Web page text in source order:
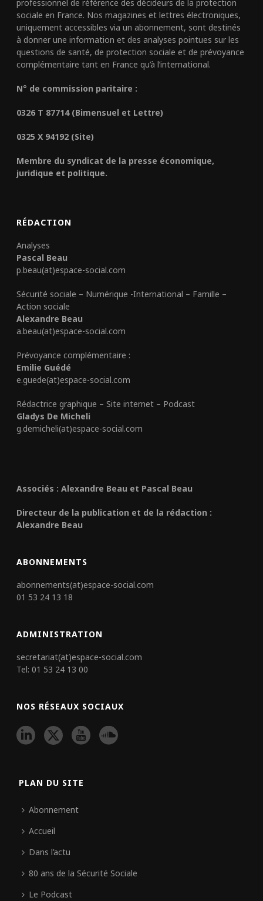
professionnel de référence des décideurs de la protection
sociale en France. Nos magazines et lettres électroniques,
uniquement accessibles via un abonnement, sont destinés
à donner une information et des analyses pointues sur les
questions de santé, de protection sociale et de prévoyance
complémentaire tant en France qu’à l’international.
N° de commission paritaire :
0326 T 87714 (Bimensuel et Lettre)
0325 X 94192 (Site)
Membre du syndicat de la presse économique,
juridique et politique.
RÉDACTION
Analyses
Pascal Beau
p.beau(at)espace-social.com
Sécurité sociale – Numérique -International – Famille –
Action sociale
Alexandre Beau
a.beau(at)espace-social.com
Prévoyance complémentaire :
Emilie Guédé
e.guede(at)espace-social.com
Rédactrice graphique – Site internet – Podcast
Gladys De Micheli
g.demicheli(at)espace-social.com
Associés : Alexandre Beau et Pascal Beau
Directeur de la publication et de la rédaction :
Alexandre Beau
ABONNEMENTS
abonnements(at)espace-social.com
01 53 24 13 18
ADMINISTRATION
secretariat(at)espace-social.com
Tel: 01 53 24 13 00
NOS RÉSEAUX SOCIAUX
PLAN DU SITE
Abonnement
Accueil
Dans l’actu
80 ans de la Sécurité Sociale
Le Podcast